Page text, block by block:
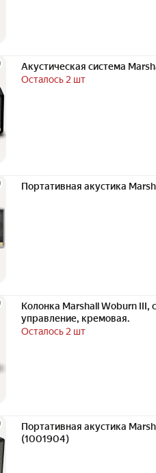
Акустическая система
Осталось 2 шт
Портативная акустика
Колонка Marshall Woburn III,
управление, кремовая.
Осталось 2 шт
Портативная акустика
(1001904)